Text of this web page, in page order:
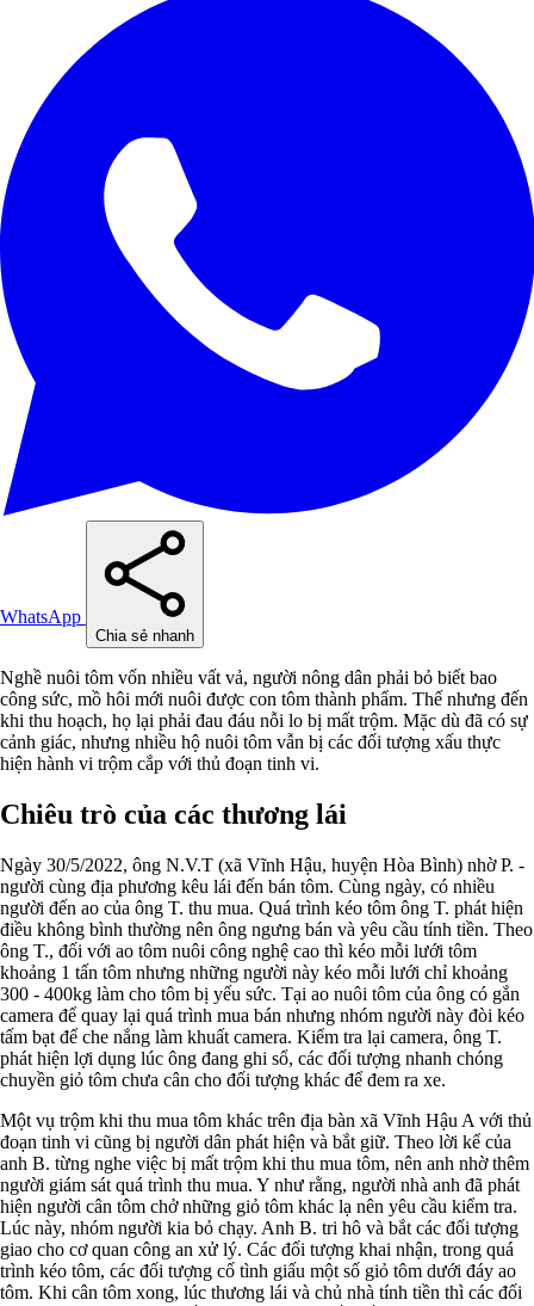
WhatsApp
Chia sẻ nhanh
Nghề nuôi tôm vốn nhiều vất vả, người nông dân phải bỏ biết bao
công sức, mồ hôi mới nuôi được con tôm thành phẩm. Thế nhưng đến
khi thu hoạch, họ lại phải đau đáu nỗi lo bị mất trộm. Mặc dù đã có sự
cảnh giác, nhưng nhiều hộ nuôi tôm vẫn bị các đối tượng xấu thực
hiện hành vi trộm cắp với thủ đoạn tinh vi.
Chiêu trò của các thương lái
Ngày 30/5/2022, ông N.V.T (xã Vĩnh Hậu, huyện Hòa Bình) nhờ P. -
người cùng địa phương kêu lái đến bán tôm. Cùng ngày, có nhiều
người đến ao của ông T. thu mua. Quá trình kéo tôm ông T. phát hiện
điều không bình thường nên ông ngưng bán và yêu cầu tính tiền. Theo
ông T., đối với ao tôm nuôi công nghệ cao thì kéo mỗi lưới tôm
khoảng 1 tấn tôm nhưng những người này kéo mỗi lưới chỉ khoảng
300 - 400kg làm cho tôm bị yếu sức. Tại ao nuôi tôm của ông có gắn
camera để quay lại quá trình mua bán nhưng nhóm người này đòi kéo
tấm bạt để che nắng làm khuất camera. Kiểm tra lại camera, ông T.
phát hiện lợi dụng lúc ông đang ghi sổ, các đối tượng nhanh chóng
chuyền giỏ tôm chưa cân cho đối tượng khác để đem ra xe.
Một vụ trộm khi thu mua tôm khác trên địa bàn xã Vĩnh Hậu A với thủ
đoạn tinh vi cũng bị người dân phát hiện và bắt giữ. Theo lời kể của
anh B. từng nghe việc bị mất trộm khi thu mua tôm, nên anh nhờ thêm
người giám sát quá trình thu mua. Y như rằng, người nhà anh đã phát
hiện người cân tôm chở những giỏ tôm khác lạ nên yêu cầu kiểm tra.
Lúc này, nhóm người kia bỏ chạy. Anh B. tri hô và bắt các đối tượng
giao cho cơ quan công an xử lý. Các đối tượng khai nhận, trong quá
trình kéo tôm, các đối tượng cố tình giấu một số giỏ tôm dưới đáy ao
tôm. Khi cân tôm xong, lúc thương lái và chủ nhà tính tiền thì các đối